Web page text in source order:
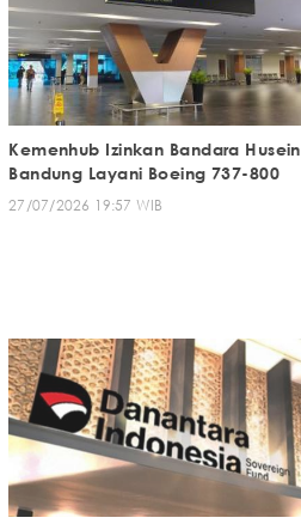
Kemenhub Izinkan Bandara Husein
Bandung Layani Boeing 737-800
27/07/2026 19:57 WIB